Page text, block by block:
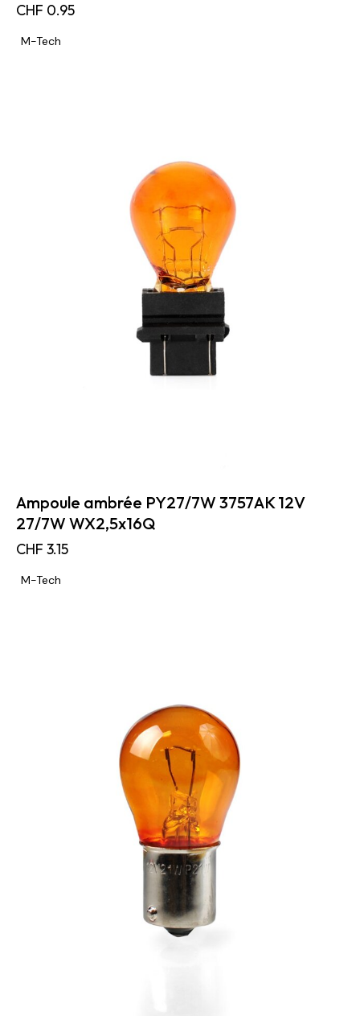
CHF 0.95
M-Tech
Ampoule ambrée PY27/7W 3757AK 12V
27/7W WX2,5x16Q
CHF 3.15
M-Tech